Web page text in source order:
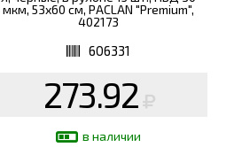
мкм, 53х60 см, PACLAN "Premium",
402173
606331
273.92
в наличии